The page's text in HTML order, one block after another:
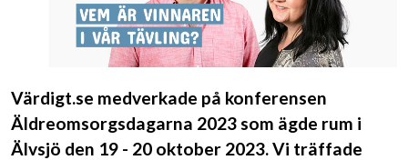
Värdigt.se medverkade på konferensen
Äldreomsorgsdagarna 2023 som ägde rum i
Älvsjö den 19 - 20 oktober 2023. Vi träffade